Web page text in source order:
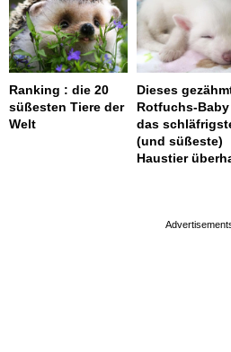
Ranking : die 20
süßesten Tiere der
Welt
Dieses
Rotfuchs-
das
(und süßeste)
Haustier